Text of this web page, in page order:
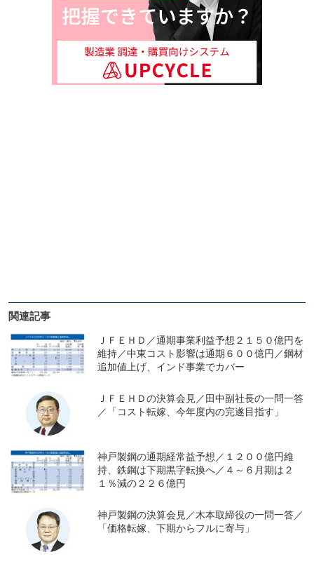
関連記事
ＪＦＥＨＤ／通期事業利益予想２１５０億円を
維持／中東コスト影響は通期６００億円／鋼材
追加値上げ、インド事業でカバー
ＪＦＥＨＤの決算会見／田中副社長の一問一答
／「コスト転嫁、今年度内の完遂目指す」
神戸製鋼の通期経常益予想／１２００億円維
持、鉄鋼は下期黒字転換へ／４～６月期は２
１％減の２２６億円
神戸製鋼の決算会見／木本取締役の一問一答／
「価格転嫁、下期からフルに寄与」